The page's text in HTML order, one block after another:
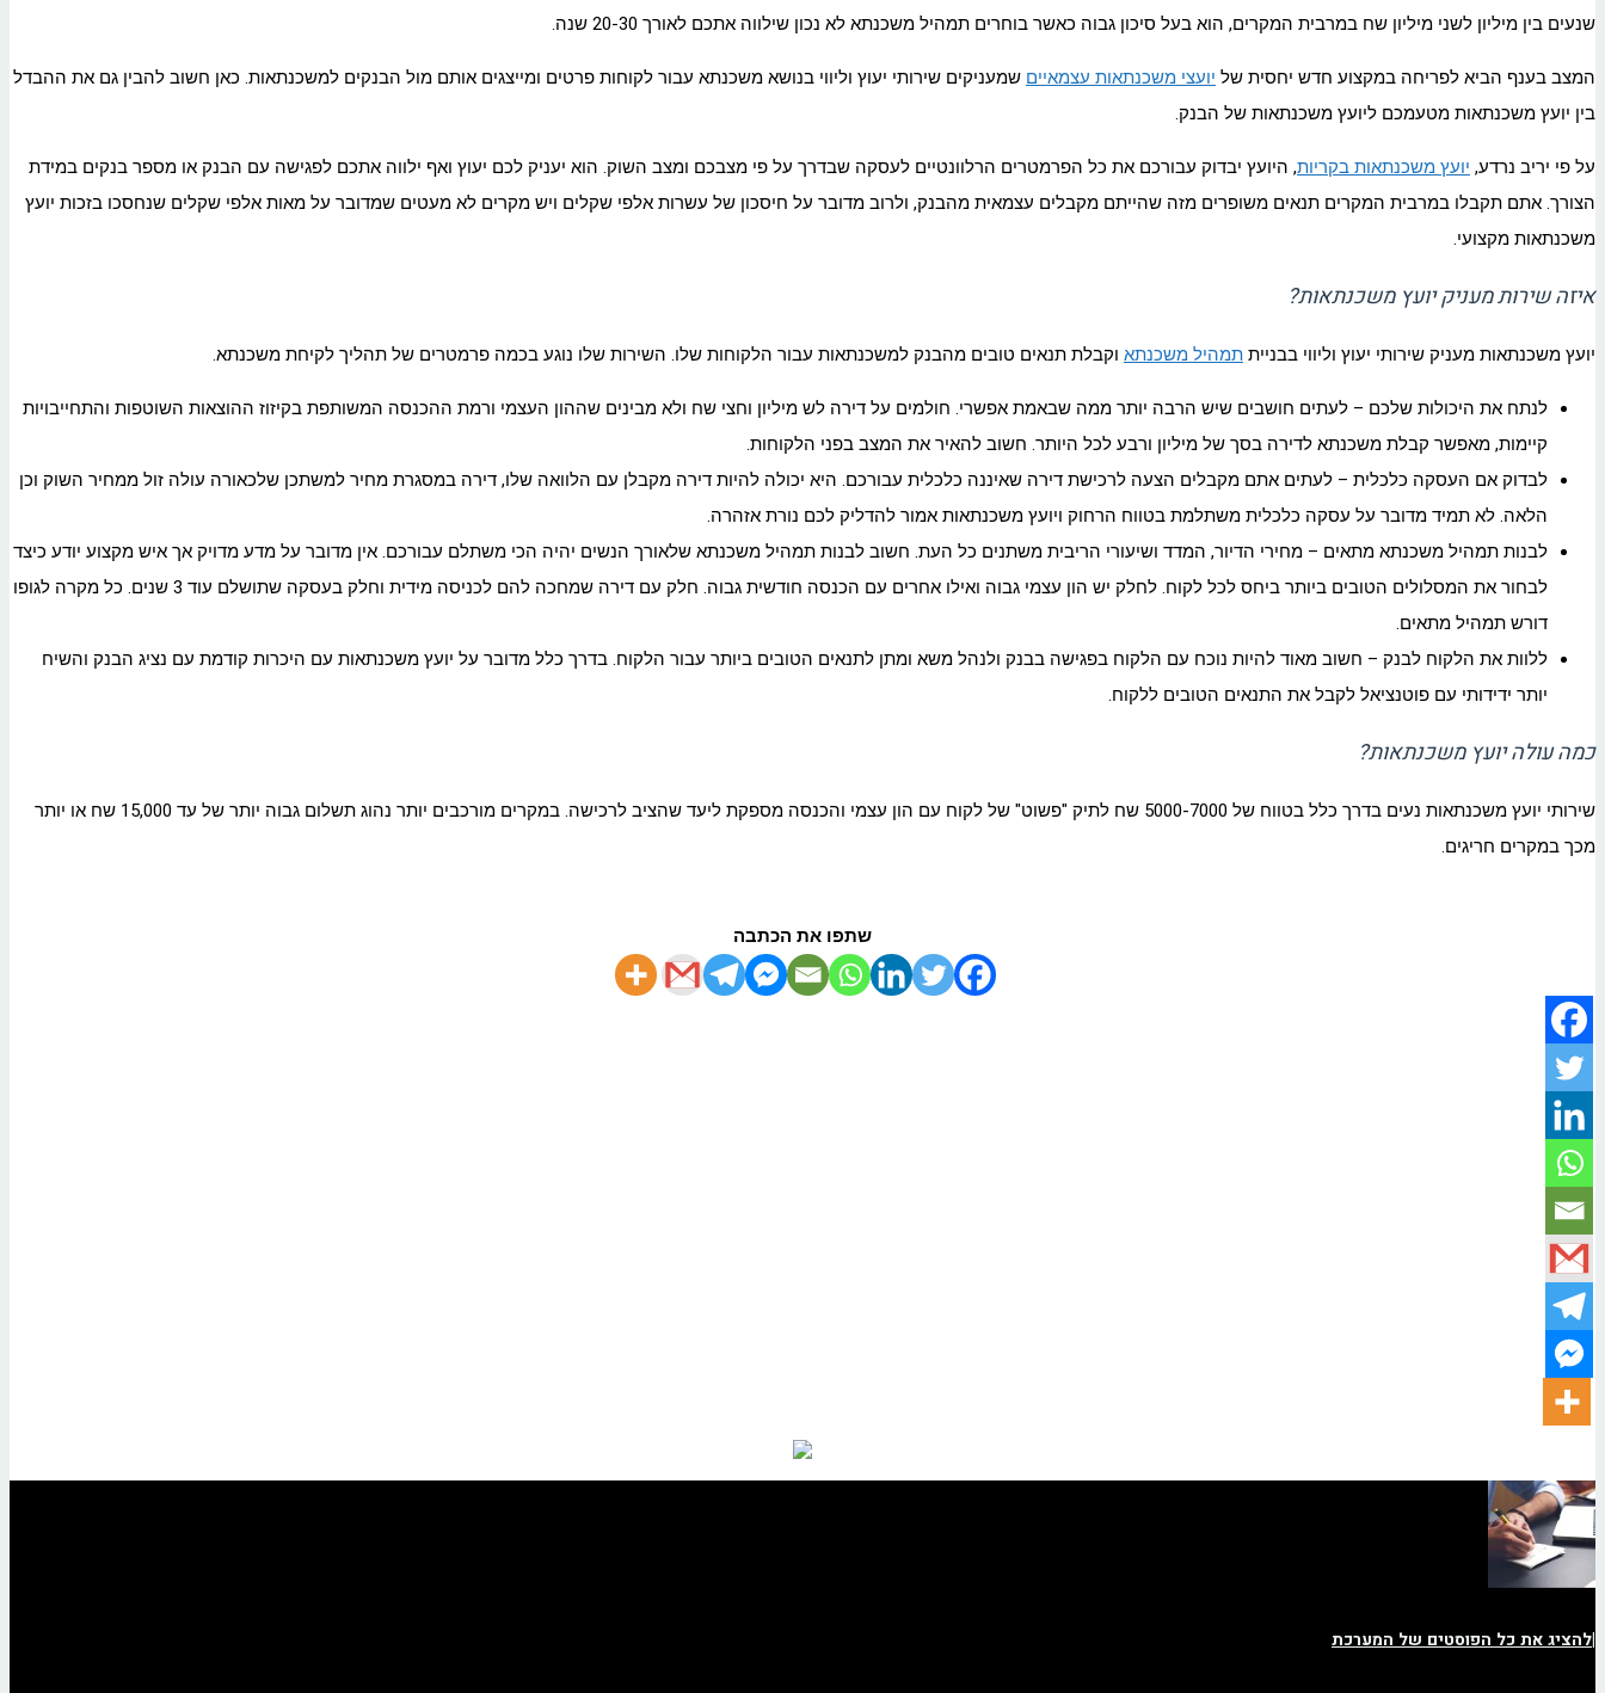
שנעים בין מיליון לשני מיליון שח במרבית המקרים, הוא בעל סיכון גבוה כאשר בוחרים תמהיל משכנתא לא נכון שילווה אתכם לאורך 20-30 שנה.
המצב בענף הביא לפריחה במקצוע חדש יחסית של יועצי משכנתאות עצמאיים שמעניקים שירותי יעוץ וליווי בנושא משכנתא עבור לקוחות פרטים ומייצגים אותם מול הבנקים למשכנתאות. כאן חשוב להבין גם את ההבדל
בין יועץ משכנתאות מטעמכם ליועץ משכנתאות של הבנק.
על פי יריב נרדע, יועץ משכנתאות בקריות, היועץ יבדוק עבורכם את כל הפרמטרים הרלוונטיים לעסקה שבדרך על פי מצבכם ומצב השוק. הוא יעניק לכם יעוץ ואף ילווה אתכם לפגישה עם הבנק או מספר בנקים במידת
הצורך. אתם תקבלו במרבית המקרים תנאים משופרים מזה שהייתם מקבלים עצמאית מהבנק, ולרוב מדובר על חיסכון של עשרות אלפי שקלים ויש מקרים לא מעטים שמדובר על מאות אלפי שקלים שנחסכו בזכות יועץ
משכנתאות מקצועי.
איזה שירות מעניק יועץ משכנתאות?
יועץ משכנתאות מעניק שירותי יעוץ וליווי בבניית תמהיל משכנתא וקבלת תנאים טובים מהבנק למשכנתאות עבור הלקוחות שלו. השירות שלו נוגע בכמה פרמטרים של תהליך לקיחת משכנתא.
לנתח את היכולות שלכם – לעתים חושבים שיש הרבה יותר ממה שבאמת אפשרי. חולמים על דירה לש מיליון וחצי שח ולא מבינים שההון העצמי ורמת ההכנסה המשותפת בקיזוז ההוצאות השוטפות והתחייבויות
קיימות, מאפשר קבלת משכנתא לדירה בסך של מיליון ורבע לכל היותר. חשוב להאיר את המצב בפני הלקוחות.
לבדוק אם העסקה כלכלית – לעתים אתם מקבלים הצעה לרכישת דירה שאיננה כלכלית עבורכם. היא יכולה להיות דירה מקבלן עם הלוואה שלו, דירה במסגרת מחיר למשתכן שלכאורה עולה זול ממחיר השוק וכן
הלאה. לא תמיד מדובר על עסקה כלכלית משתלמת בטווח הרחוק ויועץ משכנתאות אמור להדליק לכם נורת אזהרה.
לבנות תמהיל משכנתא מתאים – מחירי הדיור, המדד ושיעורי הריבית משתנים כל העת. חשוב לבנות תמהיל משכנתא שלאורך הנשים יהיה הכי משתלם עבורכם. אין מדובר על מדע מדויק אך איש מקצוע יודע כיצד
לבחור את המסלולים הטובים ביותר ביחס לכל לקוח. לחלק יש הון עצמי גבוה ואילו אחרים עם הכנסה חודשית גבוה. חלק עם דירה שמחכה להם לכניסה מידית וחלק בעסקה שתושלם עוד 3 שנים. כל מקרה לגופו
דורש תמהיל מתאים.
ללוות את הלקוח לבנק – חשוב מאוד להיות נוכח עם הלקוח בפגישה בבנק ולנהל משא ומתן לתנאים הטובים ביותר עבור הלקוח. בדרך כלל מדובר על יועץ משכנתאות עם היכרות קודמת עם נציג הבנק והשיח
יותר ידידותי עם פוטנציאל לקבל את התנאים הטובים ללקוח.
כמה עולה יועץ משכנתאות?
שירותי יועץ משכנתאות נעים בדרך כלל בטווח של 5000-7000 שח לתיק "פשוט" של לקוח עם הון עצמי והכנסה מספקת ליעד שהציב לרכישה. במקרים מורכבים יותר נהוג תשלום גבוה יותר של עד 15,000 שח או יותר
מכך במקרים חריגים.
שתפו את הכתבה
|להציג את כל הפוסטים של המערכת